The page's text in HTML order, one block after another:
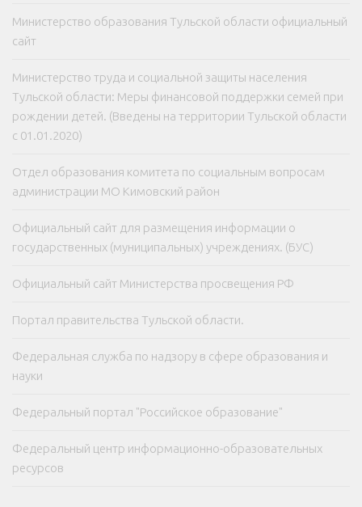
Министерство образования Тульской области официальный
сайт
Министерство труда и социальной защиты населения
Тульской области: Меры финансовой поддержки семей при
рождении детей. (Введены на территории Тульской области
с 01.01.2020)
Отдел образования комитета по социальным вопросам
администрации МО Кимовский район
Официальный сайт для размещения информации о
государственных (муниципальных) учреждениях. (БУС)
Официальный сайт Министерства просвещения РФ
Портал правительства Тульской области.
Федеральная служба по надзору в сфере образования и
науки
Федеральный портал "Российское образование"
Федеральный центр информационно-образовательных
ресурсов